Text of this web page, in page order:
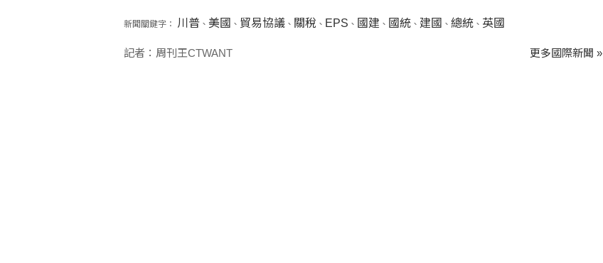
新聞關鍵字： 川普、 美國 、 貿易協議、 關稅 、 EPS 、 國建 、 國統、 建國 、 總統、 英國
記者：周刊王CTWANT 更多國際新聞 »